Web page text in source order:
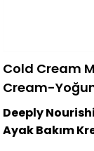
Cold Cream
Cream-
Deeply
Ayak Bakım